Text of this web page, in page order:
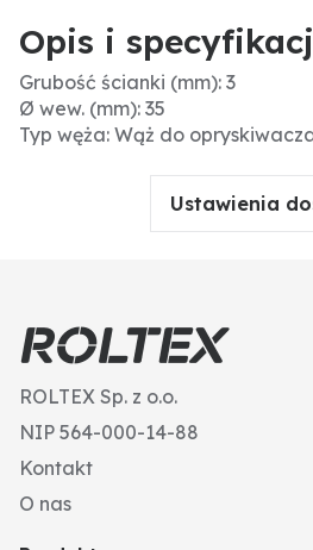
Opis i
Grubość ścianki (mm): 3
Ø wew. (mm): 35
Typ węża: Wąż do
Ustawienia
ROLTEX Sp. z o.o.
NIP 564-000-14-88
Kontakt
O nas